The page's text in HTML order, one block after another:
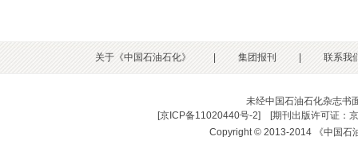
关于《中国石油石化》 | 集团报刊 | 联系我
未经中国石油石化杂志书
[京ICP备11020440号-2] [期刊出版许可证：
Copyright © 2013-2014 《中国石